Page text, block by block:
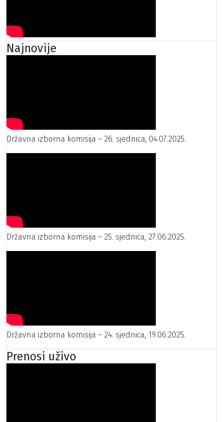
Najnovije
Državna izborna komisija – 26. sjednica, 04.07.2025.
Državna izborna komisija – 25. sjednica, 27.06.2025.
Državna izborna komisija – 24. sjednica, 19.06.2025.
Prenosi uživo